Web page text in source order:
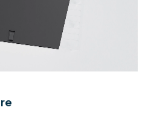
rendez-vous